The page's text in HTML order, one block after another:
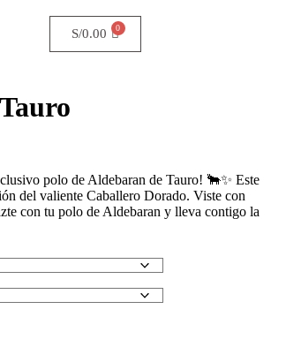
S/0.00
polo de Aldebaran de Tauro! 🐂✨ Este
del valiente Caballero Dorado. Viste con
con tu polo de Aldebaran y lleva contigo la